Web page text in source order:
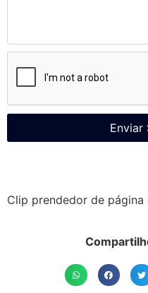
Enviar
Clip prendedor de página